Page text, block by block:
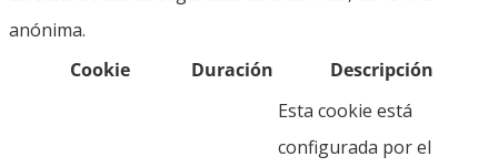
anónima.
Cookie
Duración Descripción
Esta cookie está
configurada por el